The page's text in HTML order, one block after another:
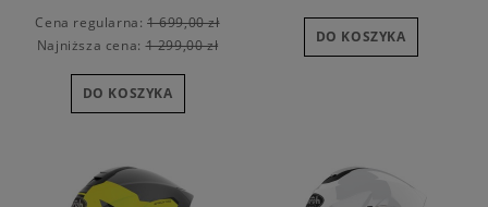
Cena regularna: 1 699,00 zł
Najniższa cena:1 299,00 zł
DO KOSZYKA
DO KOSZYKA